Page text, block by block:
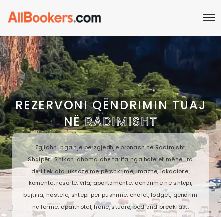
REZERVONI QËNDRIMIN TUAJ
NËRADIMISHT
Zgjidhni nga një përzgjedhje pronash në Radimisht,
Shqipëri. Shikoni dhoma dhe tarifa nga hotelet më të lira
deri tek ato luksoze me përshkrime, imazhe, lokacione,
komente, resorte, vila, apartamente, qëndrime në shtëpi,
bujtina, hostele, shtepi per pushime, chalet, lodget, qëndrim
në fermë, aparthotel, hanë, studio, bed and breakfast.